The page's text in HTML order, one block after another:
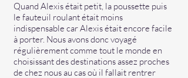
Quand Alexis était petit, la poussette puis
le fauteuil roulant était moins
indispensable car Alexis était encore facile
à porter. Nous avons donc voyagé
régulièrement comme tout le monde en
choisissant des destinations assez proches
de chez nous au cas où il fallait rentrer